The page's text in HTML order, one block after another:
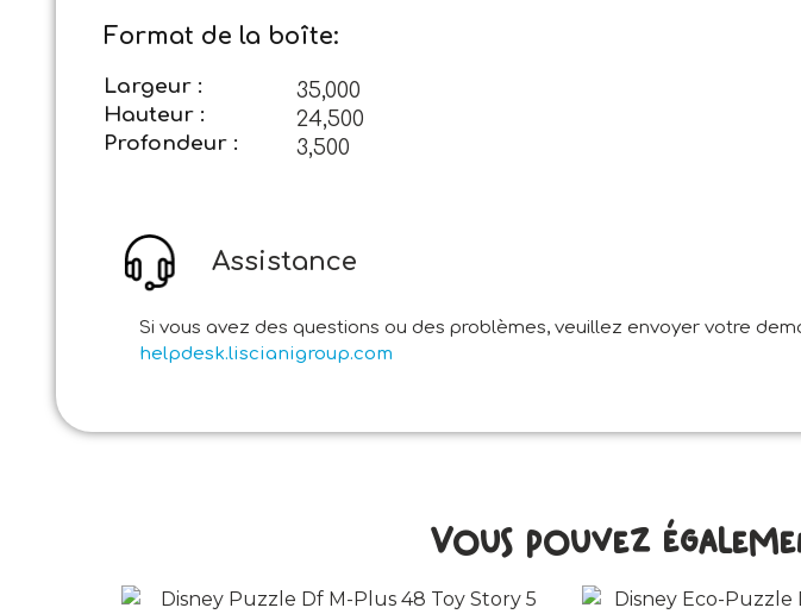
Format de la boîte:
Largeur : 35,000
Hauteur : 24,500
Profondeur : 3,500
Assistance
Si vous avez des questions ou des problèmes, veuillez envoyer votre
helpdesk.liscianigroup.com
Vous pouvez